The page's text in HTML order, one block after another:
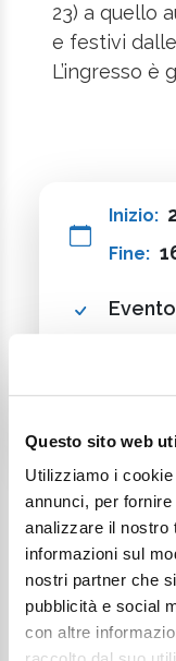
Questo sito web
Utilizziamo i
annunci, per
analizzare il nostro
informazioni sul
nostri partner che
pubblicità e social
con altre
23) a quello
e festivi dalle
L’ingresso è
Inizio:
Fine: